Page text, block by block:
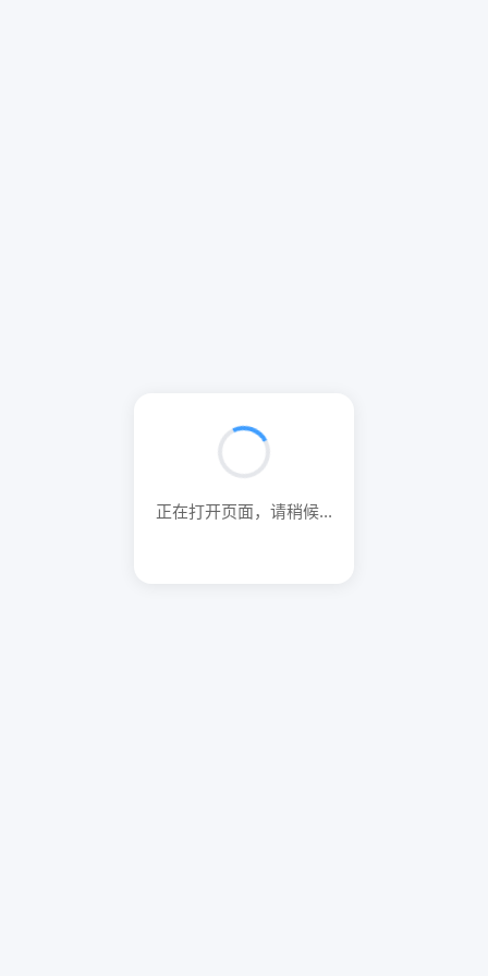
正在打开页面，请稍候...